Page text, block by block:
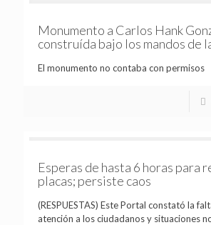
Monumento a Carlos Hank
construída bajo los mandos de
El monumento no contaba con permisos
Esperas de hasta 6 horas para
placas; persiste caos
(RESPUESTAS) Este Portal constató la
atención a los ciudadanos y situaciones